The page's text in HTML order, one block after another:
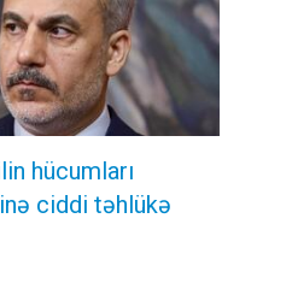
hücumları
ciddi təhlükə